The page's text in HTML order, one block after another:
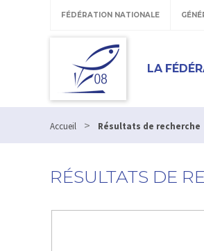
FÉDÉRATION NATIONALE
LA
Accueil > Résultats de recherche
RÉSULTATS DE